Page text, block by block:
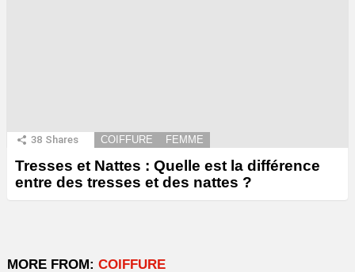
38 Shares COIFFURE FEMME
Tresses et Nattes : Quelle est la différence
entre des tresses et des nattes ?
MORE FROM: COIFFURE